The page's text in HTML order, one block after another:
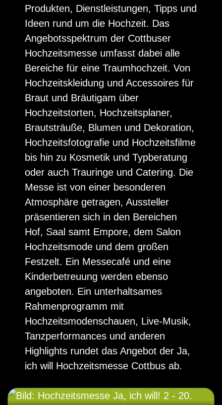
Produkten, Dienstleistungen, Tipps und
Ideen rund um die Hochzeit. Das
Angebotsspektrum der Cottbuser
Hochzeitsmesse umfasst dabei alle
Bereiche für eine Traumhochzeit. Von
Hochzeitskleidung und Accessoires für
Braut und Bräutigam über
Hochzeitstorten, Hochzeitsplaner,
Brautsträuße, Blumen und Dekoration,
Hochzeitsfotografie und Hochzeitsfilme
bis hin zu Kosmetik und Typberatung
oder auch Trauringe und Catering. Die
Messe ist von einer besonderen
Atmosphäre getragen, Aussteller
präsentieren sich in den Bereichen
Hof, Saal samt Empore, dem Salon
Hochzeitsmode und dem großen
Festzelt. Ein Messecafé und eine
Kinderbetreuung werden ebenso
angeboten. Ein unterhaltsames
Rahmenprogramm mit
Hochzeitsmodenschauen, Live-Musik,
Tanzperformances und anderen
Highlights rundet das Angebot der Ja,
ich will Hochzeitsmesse Cottbus ab.